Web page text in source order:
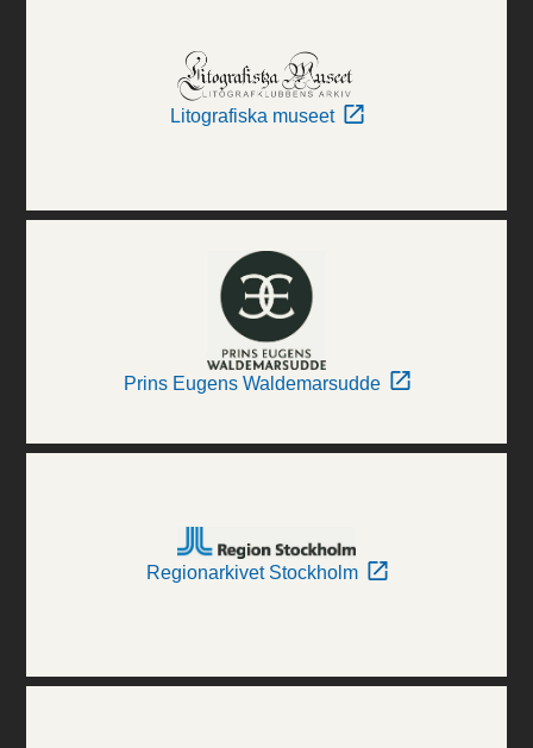
Litografiska museet
Prins Eugens Waldemarsudde
Regionarkivet Stockholm